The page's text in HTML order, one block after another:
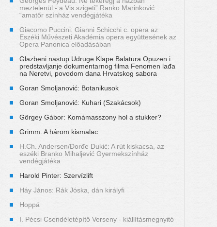
meztelenül - a Vis szigeti” Ranko Marinković
“amatőr színház vendégjátéka
Giacomo Puccini: Gianni Schicchi c. opera az
Eszéki Művészeti Akadémia opera együttesének az
Opera Panonica előadásában
Glazbeni nastup Udruge Klape Balatura Opuzen i
predstavljanje dokumentarnog filma Fenomen lađa
na Neretvi, povodom dana Hrvatskog sabora
Goran Smoljanović: Botanikusok
Goran Smoljanović: Kuhari (Szakácsok)
Görgey Gábor: Komámasszony hol a stukker?
Grimm: A három kismalac
H.Ch. Andersen/Đorđe Dukić: A rút kiskacsa, az
eszéki Branko Mihaljević Gyermekszínház
vendégjátéka
Harold Pinter: Szervízlift
Háy János: Rák Jóska, dán királyfi
Hoppá
I. Pécsi Csendéletépítő Verseny - kiállításmegnyitó